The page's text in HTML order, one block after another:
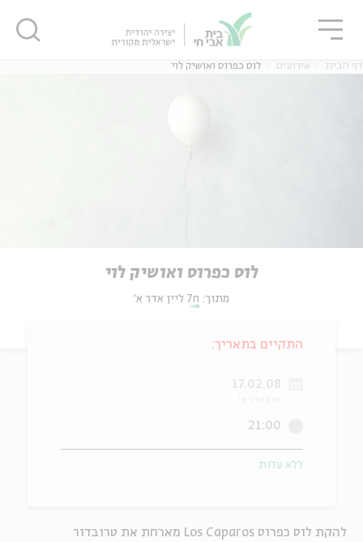
דף הבית אירועים לוס כפרוס ואושיק לוי
לוס כפרוס ואושיק לוי
מתוך: ח7 ליין אדר א'
להקת לוס כפרוס Los Caparos מארחת את טרובדור
התקיים בתאריך:
17.02.08
21:00
ללא עלות
סגור